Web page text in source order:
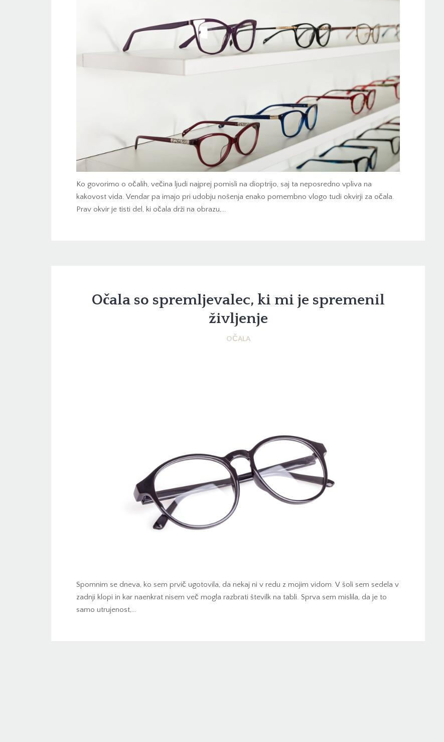
Ko govorimo o očalih, večina ljudi najprej pomisli na dioptrijo, saj ta neposredno vpliva na
kakovost vida. Vendar pa imajo pri udobju nošenja enako pomembno vlogo tudi okvirji za očala.
Prav okvir je tisti del, ki očala drži na obrazu,…
Očala so spremljevalec, ki mi je spremenil
življenje
OČALA
Spomnim se dneva, ko sem prvič ugotovila, da nekaj ni v redu z mojim vidom. V šoli sem sedela v
zadnji klopi in kar naenkrat nisem več mogla razbrati številk na tabli. Sprva sem mislila, da je to
samo utrujenost,…